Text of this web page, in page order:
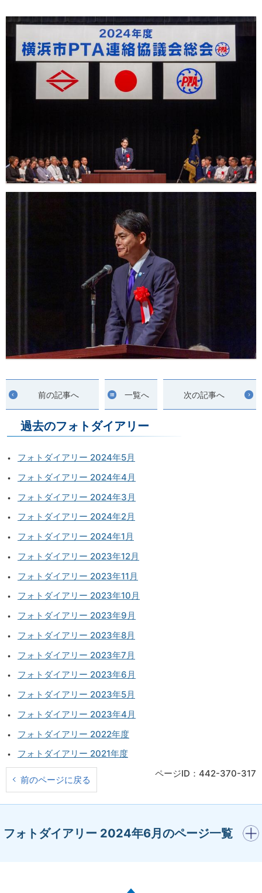
前の記事へ 一覧へ 次の記事へ
過去のフォトダイアリー
フォトダイアリー 2024年5月
フォトダイアリー 2024年4月
フォトダイアリー 2024年3月
フォトダイアリー 2024年2月
フォトダイアリー 2024年1月
フォトダイアリー 2023年12月
フォトダイアリー 2023年11月
フォトダイアリー 2023年10月
フォトダイアリー 2023年9月
フォトダイアリー 2023年8月
フォトダイアリー 2023年7月
フォトダイアリー 2023年6月
フォトダイアリー 2023年5月
フォトダイアリー 2023年4月
フォトダイアリー 2022年度
フォトダイアリー 2021年度
前のページに戻る
ページID：442-370-317
フォトダイアリー 2024年6月のページ一覧
開く